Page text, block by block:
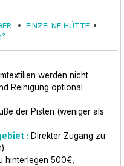
EINZELNE HÜTTE
werden nicht
Reinigung optional
der Pisten (weniger als
: Direkter Zugang zu
hinterlegen 500€